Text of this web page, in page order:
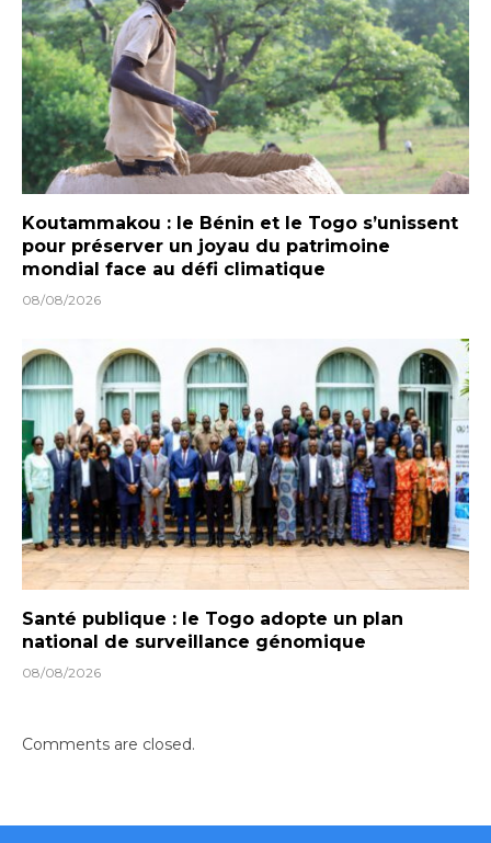
Koutammakou : le Bénin et le Togo s’unissent
pour préserver un joyau du patrimoine
mondial face au défi climatique
08/08/2026
Santé publique : le Togo adopte un plan
national de surveillance génomique
08/08/2026
Comments are closed.